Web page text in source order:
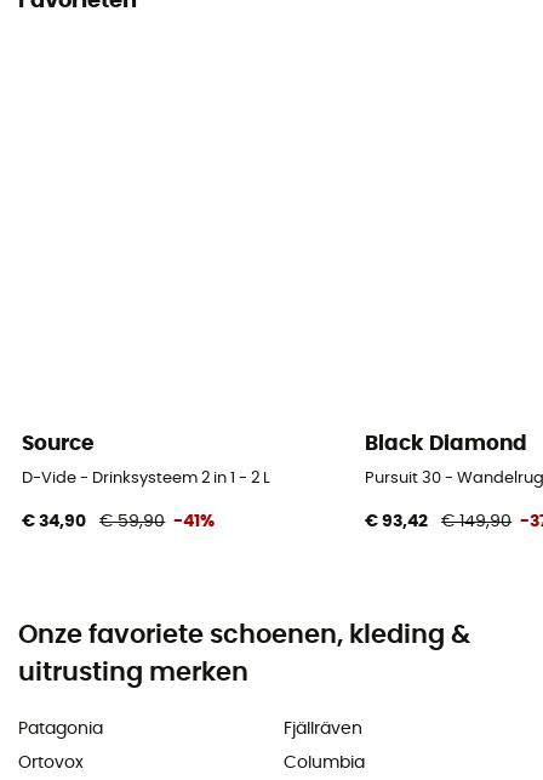
Source
D-Vide - Drinksysteem 2 in 1 - 2 L
€ 34,90 € 59,90 -41%
Black Diamond
Pursuit 30 -
€ 93,42 € 149,90 -
Onze favoriete schoenen, kleding &
uitrusting merken
Patagonia
Ortovox
Fjällräven
Columbia